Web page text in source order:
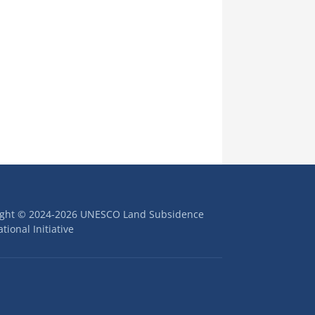
© 2024-2026 UNESCO Land Subsidence
Initiative